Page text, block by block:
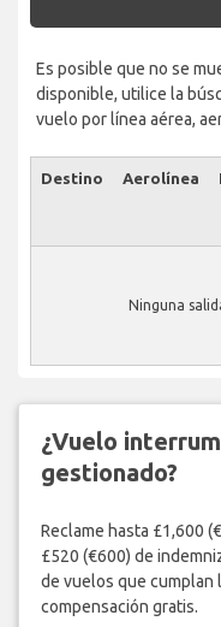
Es posible que no se
disponible, utilice la
vuelo por línea aérea,
Destino Aerolínea
Ninguna
¿Vuelo
gestionado?
Reclame hasta £1,600
£520 (€600) de
de vuelos que cumplan
compensación gratis.